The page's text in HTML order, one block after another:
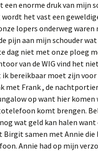
een enorme druk van mijn
wordt het vast een
lopers onderweg waren
pijn aan mijn schouder
dag niet met onze ploeg
van de WIG vind het
bereikbaar moet zijn voor
met Frank , de
op want hier
komt brengen.
wat geld kan halen
samen met Annie die
Annie had op mijn